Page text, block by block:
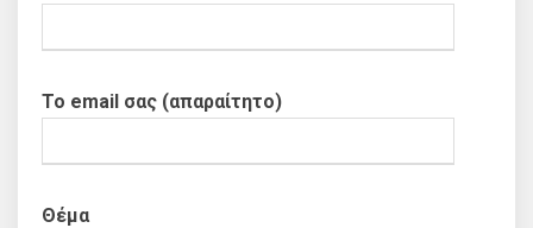
Το email σας (απαραίτητο)
Θέμα